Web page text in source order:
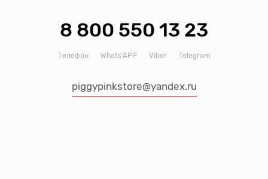
8 800 550 13 23
Телефон Whats’APP Viber Telegram
piggypinkstore@yandex.ru